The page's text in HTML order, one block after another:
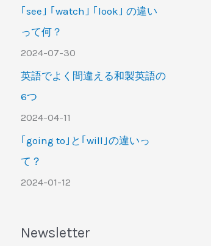
｢see｣ ｢watch｣ ｢look｣ の違い
って何？
2024-07-30
英語でよく間違える和製英語の
6つ
2024-04-11
｢going to｣と｢will｣の違いっ
て？
2024-01-12
Newsletter